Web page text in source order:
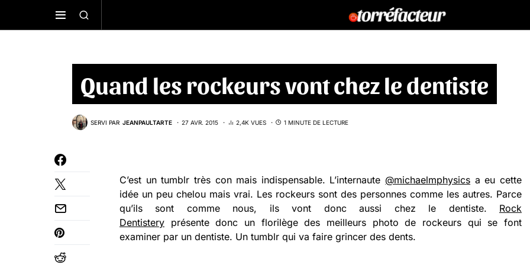
Quand les rockeurs vont chez le dentiste
SERVI PAR JEANPAULTARTE 27 AVR. 2015 2,4K VUES 1 MINUTE DE LECTURE
C’est un tumblr très con mais indispensable. L’internaute @michaelmphysics a eu cette
idée un peu chelou mais vrai. Les rockeurs sont des personnes comme les autres. Parce
qu’ils sont comme nous, ils vont donc aussi chez le dentiste. Rock
Dentistery présente donc un florilège des meilleurs photo de rockeurs qui se font
examiner par un dentiste. Un tumblr qui va faire grincer des dents.